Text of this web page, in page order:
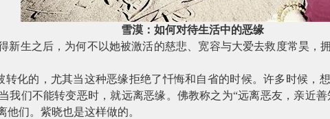
雪漠：如何对待生活中的恶缘
新生之后，为何不以她被激活的慈悲、宽容与大爱去救度常昊，
转化的，尤其当这种恶缘拒绝了忏悔和自省的时候。许多时候，
我们不能转变恶时，就远离恶缘。佛教称之为“远离恶友，亲近
们。紫晓也是这样做的。